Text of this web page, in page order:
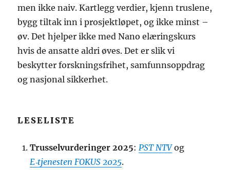
men ikke naiv. Kartlegg verdier, kjenn truslene,
bygg tiltak inn i prosjektløpet, og ikke minst –
øv. Det hjelper ikke med Nano elæringskurs
hvis de ansatte aldri øves. Det er slik vi
beskytter forskningsfrihet, samfunnsoppdrag
og nasjonal sikkerhet.
LESELISTE
Trusselvurderinger 2025: PST NTVog
E‑tjenesten FOKUS 2025.